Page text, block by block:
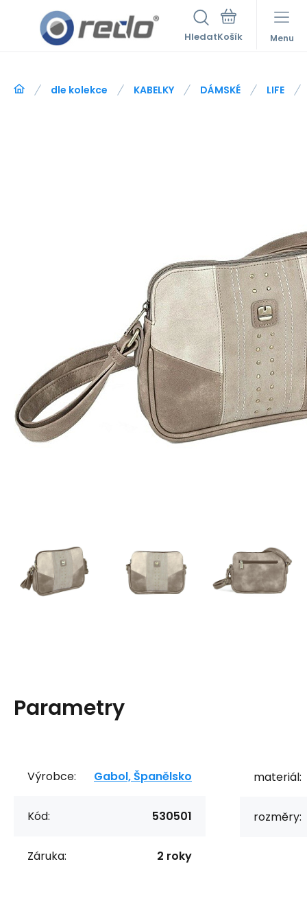
Hledat Menu
dle kolekce KABELKY DÁMSKÉ LIFE
Parametry
Výrobce: Gabol, Španělsko
Kód: 530501
Záruka: 2 roky
materiál:
rozměry: